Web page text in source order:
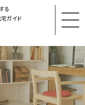
る
ガイド